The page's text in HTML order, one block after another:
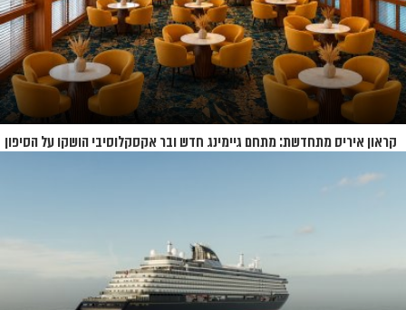
קראון איריס מתחדשת: מתחם גיימינג חדש ובר אקסקלוסיבי הושקו על הסיפון